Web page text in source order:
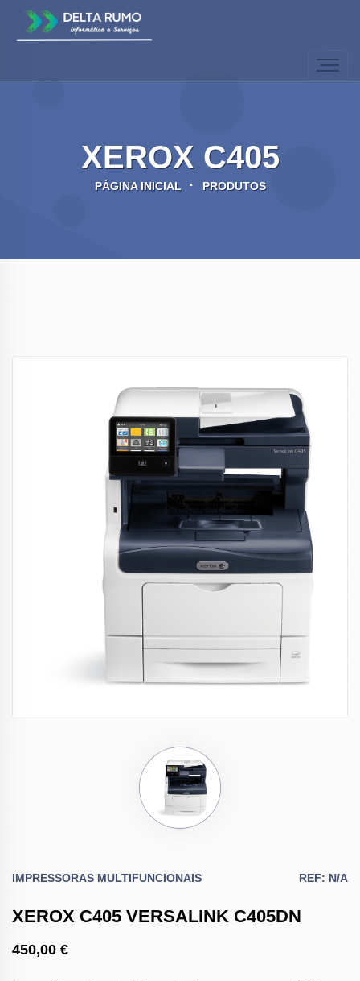
XEROX C405
PÁGINA INICIAL PRODUTOS
IMPRESSORAS MULTIFUNCIONAIS REF: N/A
XEROX C405 VERSALINK C405DN
450,00 €